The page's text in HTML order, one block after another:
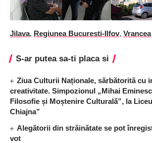
Jilava, Regiunea Bucuresti-Ilfov, Vrancea
S-ar putea sa-ti placa si
Ziua Culturii Naționale, sărbătorită cu
creativitate. Simpozionul „Mihai
Filosofie și Moștenire Culturală”, la
Chiajna”
Alegătorii din străinătate se pot
vot